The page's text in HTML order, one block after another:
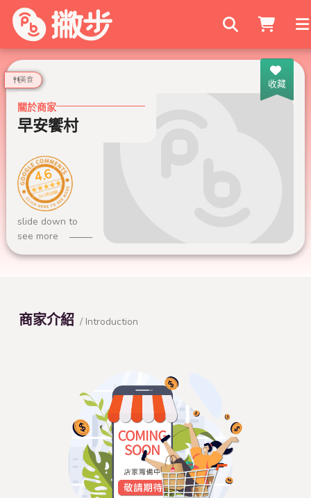
搜尋商家
收藏
美食
關於商家
早安饗村
4.6
543 則評論
slide down to
see more
商家介紹 / Introduction